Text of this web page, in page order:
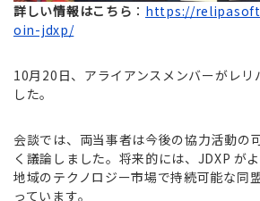
詳しい情報はこちら ： https://
oin-jdxp/
10月20日、アライアンスメンバーがレリ
した。
会談では、両当事者は今後の協力活動の
く議論しました。将来的には、JDXP が
地域のテクノロジー市場で持続可能な同
っています。